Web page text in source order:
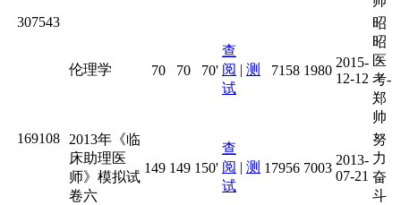
307543
伦理学 70 70 70'
查
阅 | 测
试
7158 1980
2015-
12-12
昭
昭
医
考-
郑
帅
169108
2013年《临
床助理医
师》模拟试
卷六
149 149 150'
查
阅 | 测
试
17956 7003
2013-
07-21
努
力
奋
斗